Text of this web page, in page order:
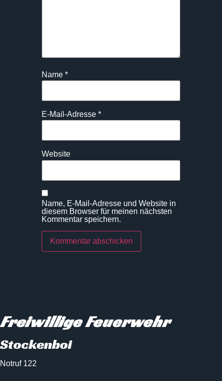
Name *
E-Mail-Adresse *
Website
Name, E-Mail-Adresse und Website in
diesem Browser für meinen nächsten
Kommentar speichern.
Freiwillige Feuerwehr
Stockenboi
Notruf 122